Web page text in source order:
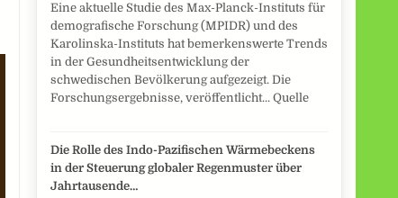
Eine aktuelle Studie des Max-Planck-Instituts für
demografische Forschung (MPIDR) und des
Karolinska-Instituts hat bemerkenswerte Trends
in der Gesundheitsentwicklung der
schwedischen Bevölkerung aufgezeigt. Die
Forschungsergebnisse, veröffentlicht... Quelle
Die Rolle des Indo-Pazifischen Wärmebeckens
in der Steuerung globaler Regenmuster über
Jahrtausende…